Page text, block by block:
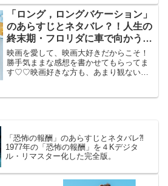
が 愛した命」2017年12月15
日公開(127...
「ロング，ロングバケーション」
のあらすじとネタバレ？！人生の
終末期・フロリダに車で向かう夫
婦のロード・ムービー。
映画を愛して、映画大好きだからこそ！
勝手気ままな感想を書かせてもらってま
す♡♡映画好きな方も、あまり観ない方
仏合作2018年1月26日公開（112分）人生
「恐怖の報酬」のあらすじとネタバレ⁈
1977年の「恐怖の報酬」を４Kデジタ
ル・リマスター化した完全版。